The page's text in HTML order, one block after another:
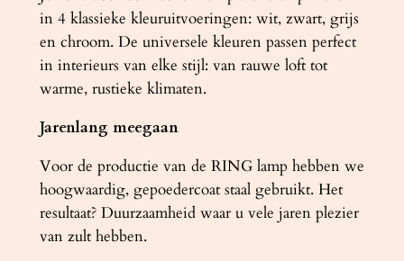
in 4 klassieke kleuruitvoeringen: wit, zwart, grijs
en chroom. De universele kleuren passen perfect
in interieurs van elke stijl: van rauwe loft tot
warme, rustieke klimaten.
Jarenlang meegaan
Voor de productie van de RING lamp hebben we
hoogwaardig, gepoedercoat staal gebruikt. Het
resultaat? Duurzaamheid waar u vele jaren plezier
van zult hebben.